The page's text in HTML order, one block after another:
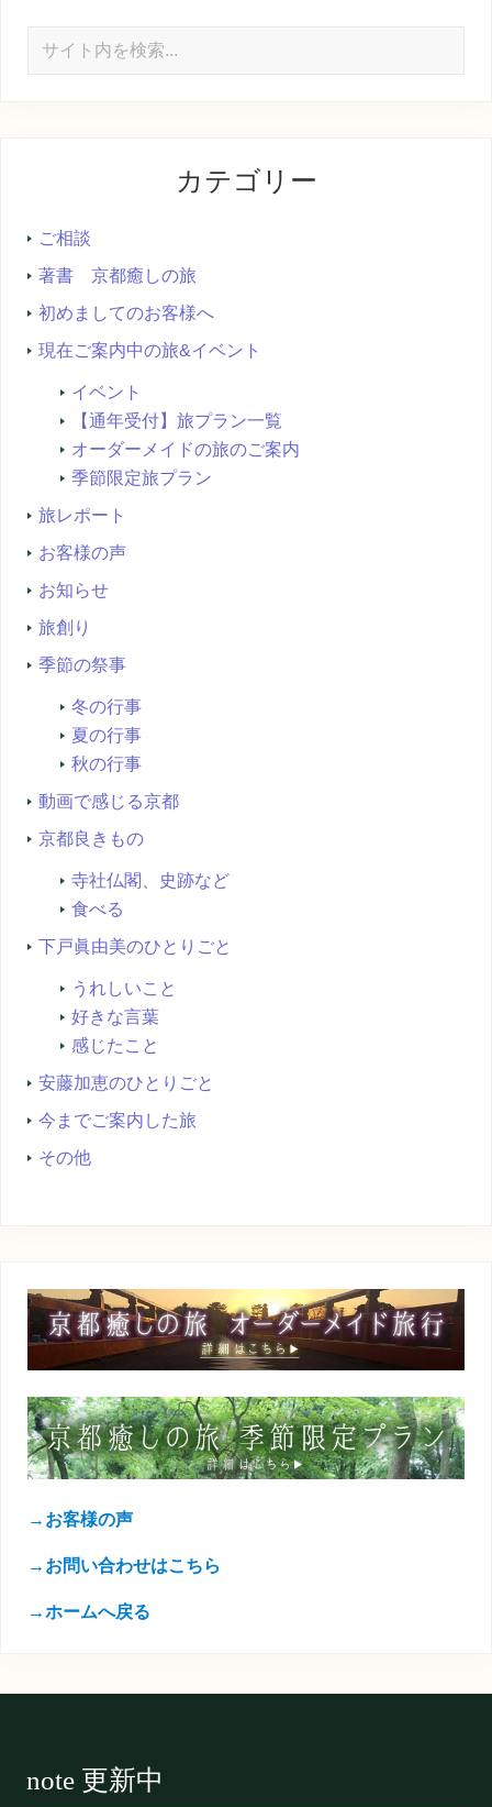
カテゴリー
ご相談
著書 京都癒しの旅
初めましてのお客様へ
現在ご案内中の旅&イベント
イベント
【通年受付】旅プラン一覧
オーダーメイドの旅のご案内
季節限定旅プラン
旅レポート
お客様の声
お知らせ
旅創り
季節の祭事
冬の行事
夏の行事
秋の行事
動画で感じる京都
京都良きもの
寺社仏閣、史跡など
食べる
下戸眞由美のひとりごと
うれしいこと
好きな言葉
感じたこと
安藤加恵のひとりごと
今までご案内した旅
その他
→お客様の声
→お問い合わせはこちら
→ホームへ戻る
note 更新中